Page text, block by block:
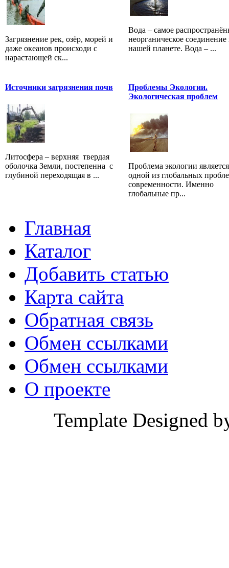
Загрязнение рек, озёр, морей и
даже океанов происходи с
нарастающей ск...
Вода – самое
неорганическое соединение
нашей планете. Вода – ...
Источники загрязнения почв
Литосфера – верхняя твердая
оболочка Земли, постепенна с
глубиной переходящая в ...
Проблемы Экологии.
Экологическая проблем
Проблема экологии является
одной из глобальных
современности. Именно
глобальные пр...
Главная
Каталог
Добавить статью
Карта сайта
Обратная связь
Обмен ссылками
Обмен ссылками
О проекте
Template Designed